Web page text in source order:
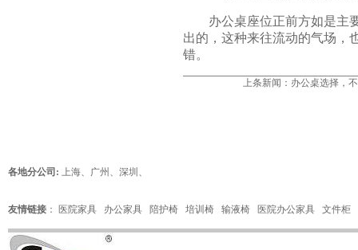
办公桌座位正前方如是主
出的，这种来往流动的气场，
错。
上条新闻： 办公桌选择，
各地分公司: 上海、 广州 、 深圳 、
友情链接 ： 医院家具 办公家具 陪护椅 培训椅 输液椅 医院办公家具 文件柜